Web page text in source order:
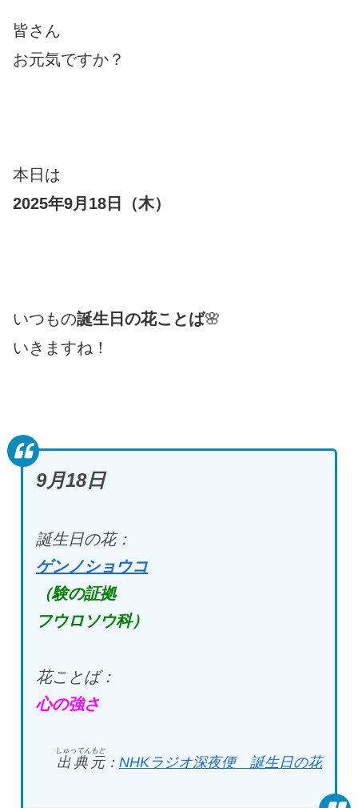
皆さん
お元気ですか？
本日は
2025年9月18日（木）
いつもの誕生日の花ことば🌸
いきますね！
9月18日
誕生日の花：
ゲンノショウコ
（験の証拠
フウロソウ科）
花ことば：
心の強さ
出典元
しゅってんもと
： NHKラジオ深夜便 誕生日の花